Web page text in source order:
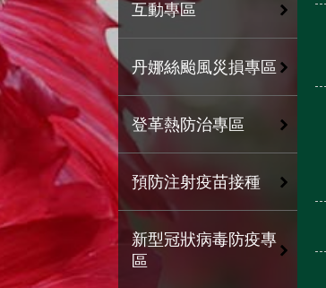
互動專區
丹娜絲颱風災損專區
登革熱防治專區
預防注射疫苗接種
新型冠狀病毒防疫專
區